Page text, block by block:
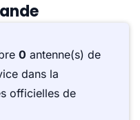
0 antenne(s) de
dans la
officielles de